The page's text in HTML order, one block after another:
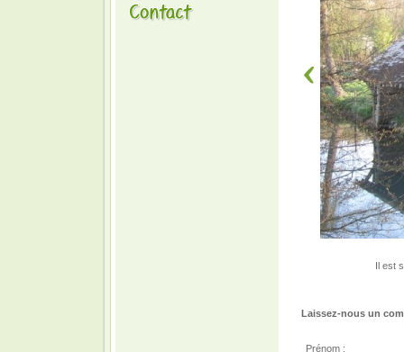
Il est
Laissez-nous un
Prénom :